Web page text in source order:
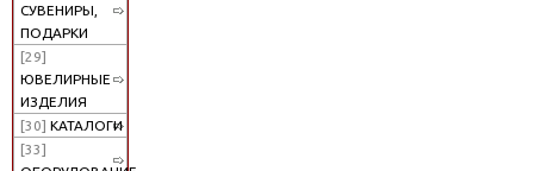
СУВЕНИРЫ,
ПОДАРКИ
[29]
ЮВЕЛИРНЫЕ
ИЗДЕЛИЯ
[30] КАТАЛОГИ
[33]